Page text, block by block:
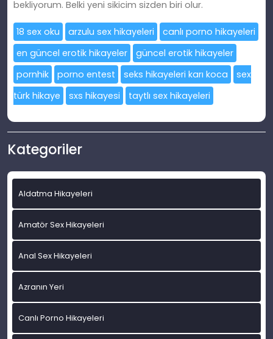
bekliyorum. Belki yeni sikicim sizden biri olur.
18 sex oku arzulu sex hikayeleri
canlı porno hikayeleri
en güncel erotik hikayeler
güncel erotik hikayeler
pornhik
porno entest seks hikayeleri karı koca
sex
türk hikaye
sxs hikayesi taytlı sex hikayeleri
Kategoriler
Aldatma Hikayeleri
Amatör Sex Hikayeleri
Anal Sex Hikayeleri
Azranın Yeri
Canlı Porno Hikayeleri